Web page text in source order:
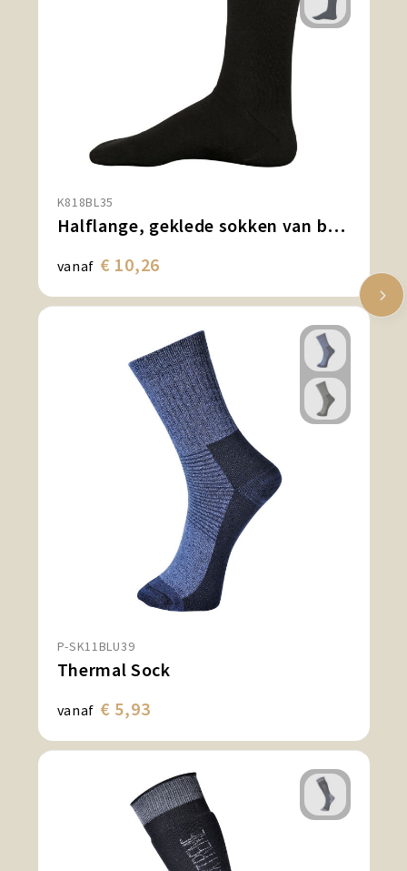
K818BL35
Halflange, geklede sokken van biologisch katoen - 'Origine France Garantie'
vanaf € 10,26
P-SK11BLU39
Thermal Sock
vanaf € 5,93